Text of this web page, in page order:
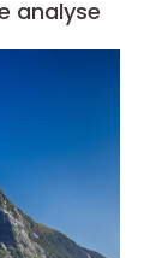
analyse